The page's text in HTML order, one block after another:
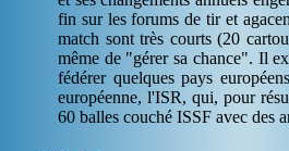
fin sur les forums de tir et
match sont très courts (20
même de "gérer sa chance". Il
fédérer quelques pays
européenne, l'ISR, qui, pour
60 balles couché ISSF avec des